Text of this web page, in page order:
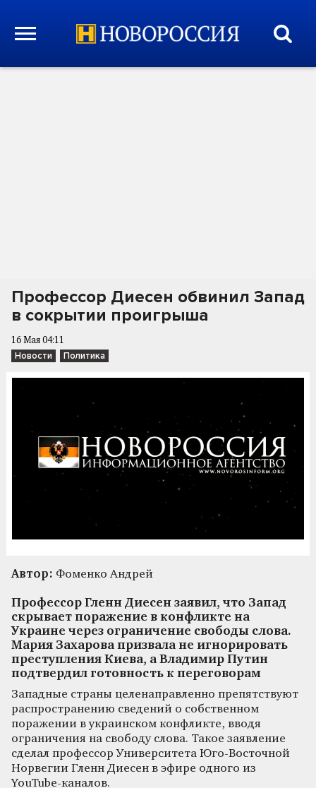
Профессор Диесен обвинил Запад
в сокрытии проигрыша
16 Мая 04:11
Новости Политика
Автор: Фоменко Андрей
Профессор Гленн Диесен заявил, что Запад
скрывает поражение в конфликте на
Украине через ограничение свободы слова.
Мария Захарова призвала не игнорировать
преступления Киева, а Владимир Путин
подтвердил готовность к переговорам
Западные страны целенаправленно препятствуют
распространению сведений о собственном
поражении в украинском конфликте, вводя
ограничения на свободу слова. Такое заявление
сделал профессор Университета Юго-Восточной
Норвегии Гленн Диесен в эфире одного из
YouTube-каналов.